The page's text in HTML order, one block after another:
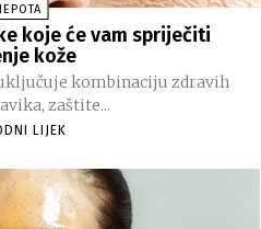
koje će vam spriječiti
kože
kombinaciju zdravih
zaštite...
LIJEK